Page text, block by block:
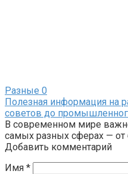
Разные 0
Полезная информация на
советов до
В современном мире
самых разных сферах — от
Добавить комментарий
Имя *